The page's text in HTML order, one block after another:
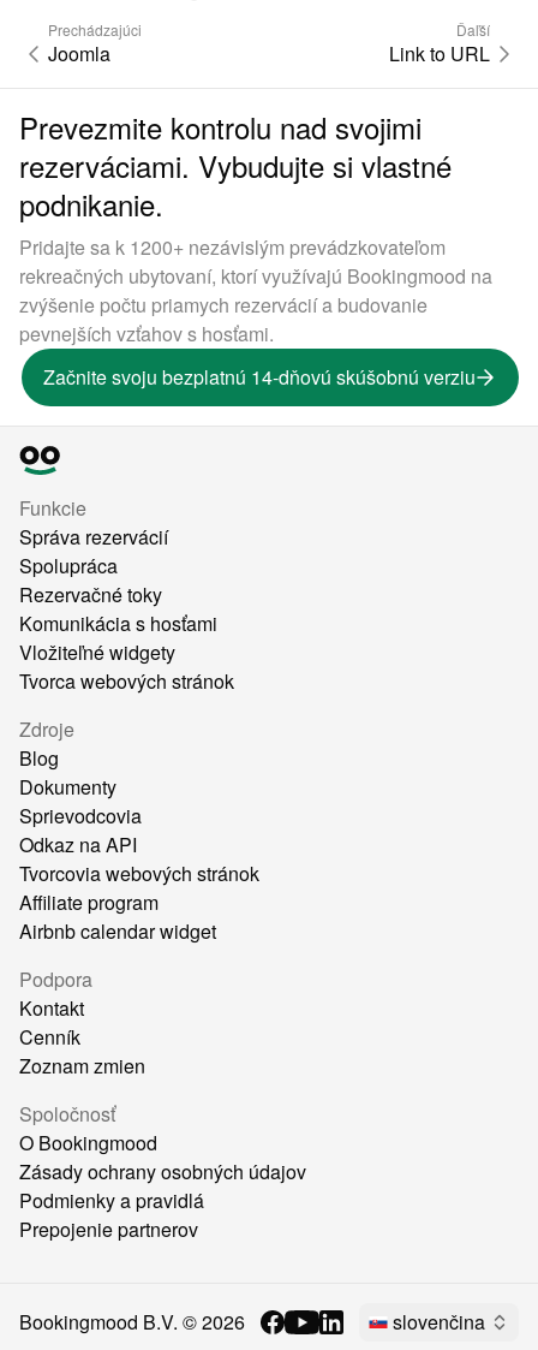
Prechádzajúci
Joomla
Ďaľší
Link to URL
Prevezmite kontrolu nad svojimi
rezerváciami. Vybudujte si vlastné
podnikanie.
Pridajte sa k 1200+ nezávislým prevádzkovateľom
rekreačných ubytovaní, ktorí využívajú Bookingmood na
zvýšenie počtu priamych rezervácií a budovanie
pevnejších vzťahov s hosťami.
Začnite svoju bezplatnú 14-dňovú skúšobnú verziu
Funkcie
Správa rezervácií
Spolupráca
Rezervačné toky
Komunikácia s hosťami
Vložiteľné widgety
Tvorca webových stránok
Zdroje
Blog
Dokumenty
Sprievodcovia
Odkaz na API
Tvorcovia webových stránok
Affiliate program
Airbnb calendar widget
Podpora
Kontakt
Cenník
Zoznam zmien
Spoločnosť
O Bookingmood
Zásady ochrany osobných údajov
Podmienky a pravidlá
Prepojenie partnerov
Bookingmood B.V. ©2026 slovenčina